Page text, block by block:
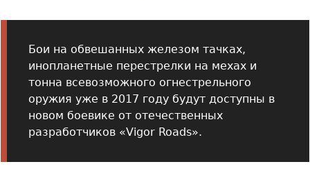
Бои на обвешанных железом тачках,
инопланетные перестрелки на мехах и
тонна всевозможного огнестрельного
оружия уже в 2017 году будут доступны в
новом боевике от отечественных
разработчиков «Vigor Roads».